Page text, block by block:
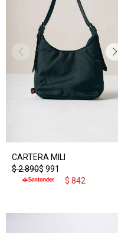
CARTERA MILI
$ 991
$2.890
$ 842